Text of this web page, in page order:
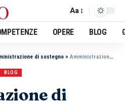
Aa
OPERE BLOG
di sostegno > Amministrazione di sostegno alcune problematiche applicative. Le strutture residenziali.
BLOG
di